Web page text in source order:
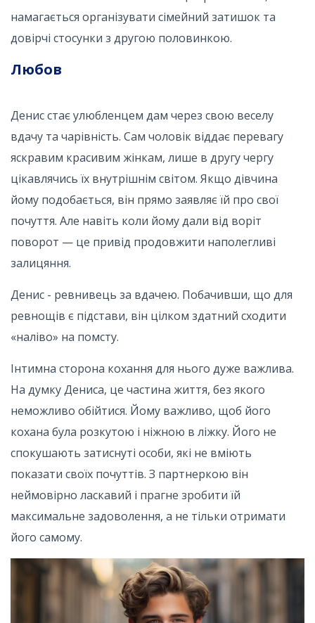
намагається організувати сімейний затишок та
довірчі стосунки з другою половинкою.
Любов
Денис стає улюбленцем дам через свою веселу
вдачу та чарівність. Сам чоловік віддає перевагу
яскравим красивим жінкам, лише в другу чергу
цікавлячись їх внутрішнім світом. Якщо дівчина
йому подобається, він прямо заявляє їй про свої
почуття. Але навіть коли йому дали від воріт
поворот — це привід продовжити наполегливі
залицяння.
Денис - ревнивець за вдачею. Побачивши, що для
ревнощів є підстави, він цілком здатний сходити
«наліво» на помсту.
Інтимна сторона кохання для нього дуже важлива.
На думку Дениса, це частина життя, без якого
неможливо обійтися. Йому важливо, щоб його
кохана була розкутою і ніжною в ліжку. Його не
спокушають затиснуті особи, які не вміють
показати своїх почуттів. З партнеркою він
неймовірно ласкавий і прагне зробити їй
максимальне задоволення, а не тільки отримати
його самому.